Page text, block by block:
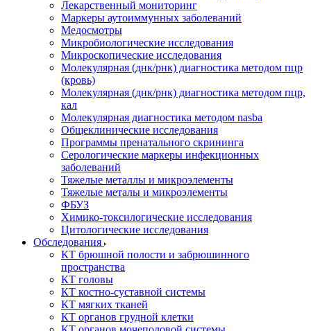
Лекарственный мониторинг
Маркеры аутоиммунных заболеваний
Медосмотры
Микробиологические исследования
Микроскопические исследования
Молекулярная (днк/рнк) диагностика методом пцр
(кровь)
Молекулярная (днк/рнк) диагностика методом пцр,
кал
Молекулярная диагностика методом nasba
Общеклинические исследования
Программы пренатального скрининга
Серологические маркеры инфекционных
заболеваний
Тяжелые металлы и микроэлементы
Тяжелые металы и микроэлементы
ФБУЗ
Химико-токсилогические исследования
Цитологические исследования
Обследования
КТ брюшной полости и забрюшинного
пространства
КТ головы
КТ костно-суставной системы
КТ мягких тканей
КТ органов грудной клетки